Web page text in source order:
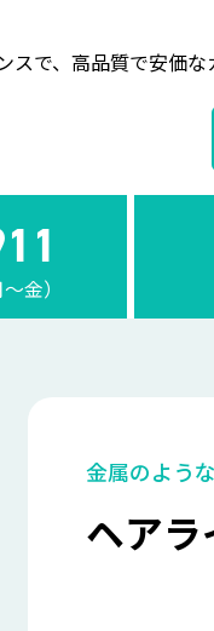
で、 高品質で安価な
金）
金属のよう
ヘア